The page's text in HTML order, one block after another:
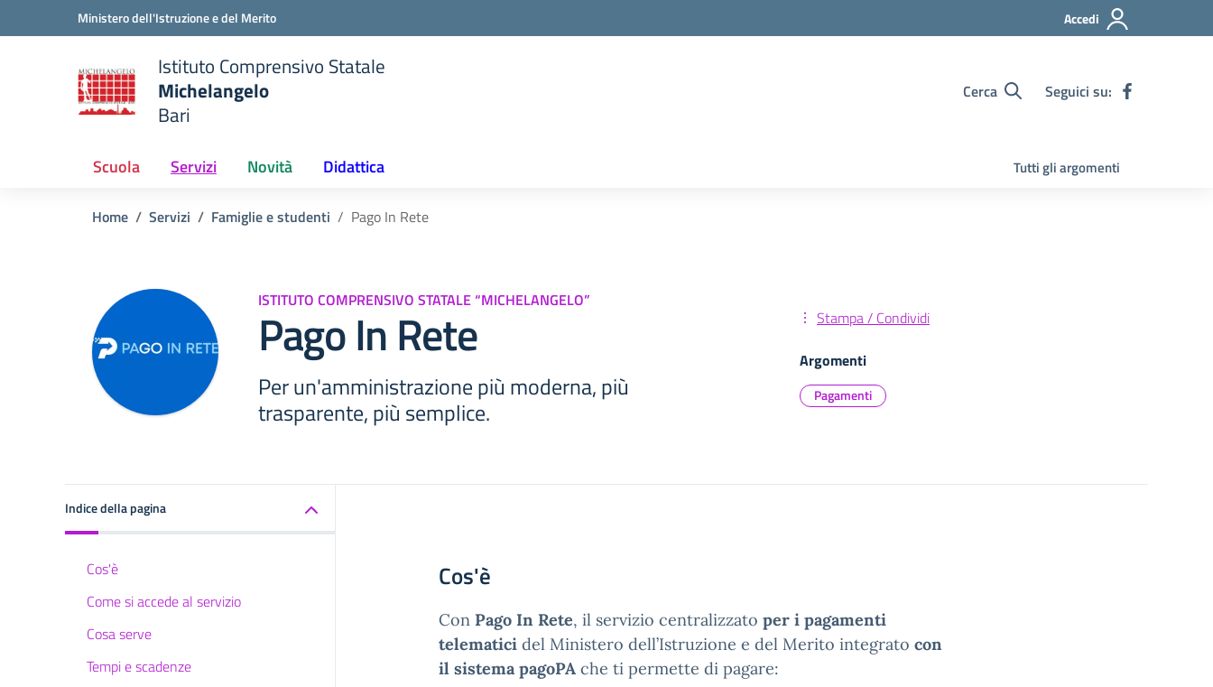
Vai ai contenuti
Vai al menu di navigazioneMinistero dell'Istruzione e del Merito Accedi
scuola
Istituto Comprensivo Statale
Michelangelo
Bari
Cerca Seguici su:
Scuola Servizi Novità Didattica Tutti gli argomenti
Home Servizi Famiglie e studenti Pago In Rete
ISTITUTO COMPRENSIVO STATALE “MICHELANGELO”
Pago In Rete
Per un'amministrazione più moderna, più
trasparente, più semplice.
Stampa / Condividi
Argomenti
Pagamenti
Indice della pagina
Cos'è
Come si accede al servizio
Cosa serve
Tempi e scadenze
Cos'è
Con Pago In Rete, il servizio centralizzato per i pagamenti
telematici del Ministero dell’Istruzione e del Merito integrato con
il sistema pagoPA che ti permette di pagare: